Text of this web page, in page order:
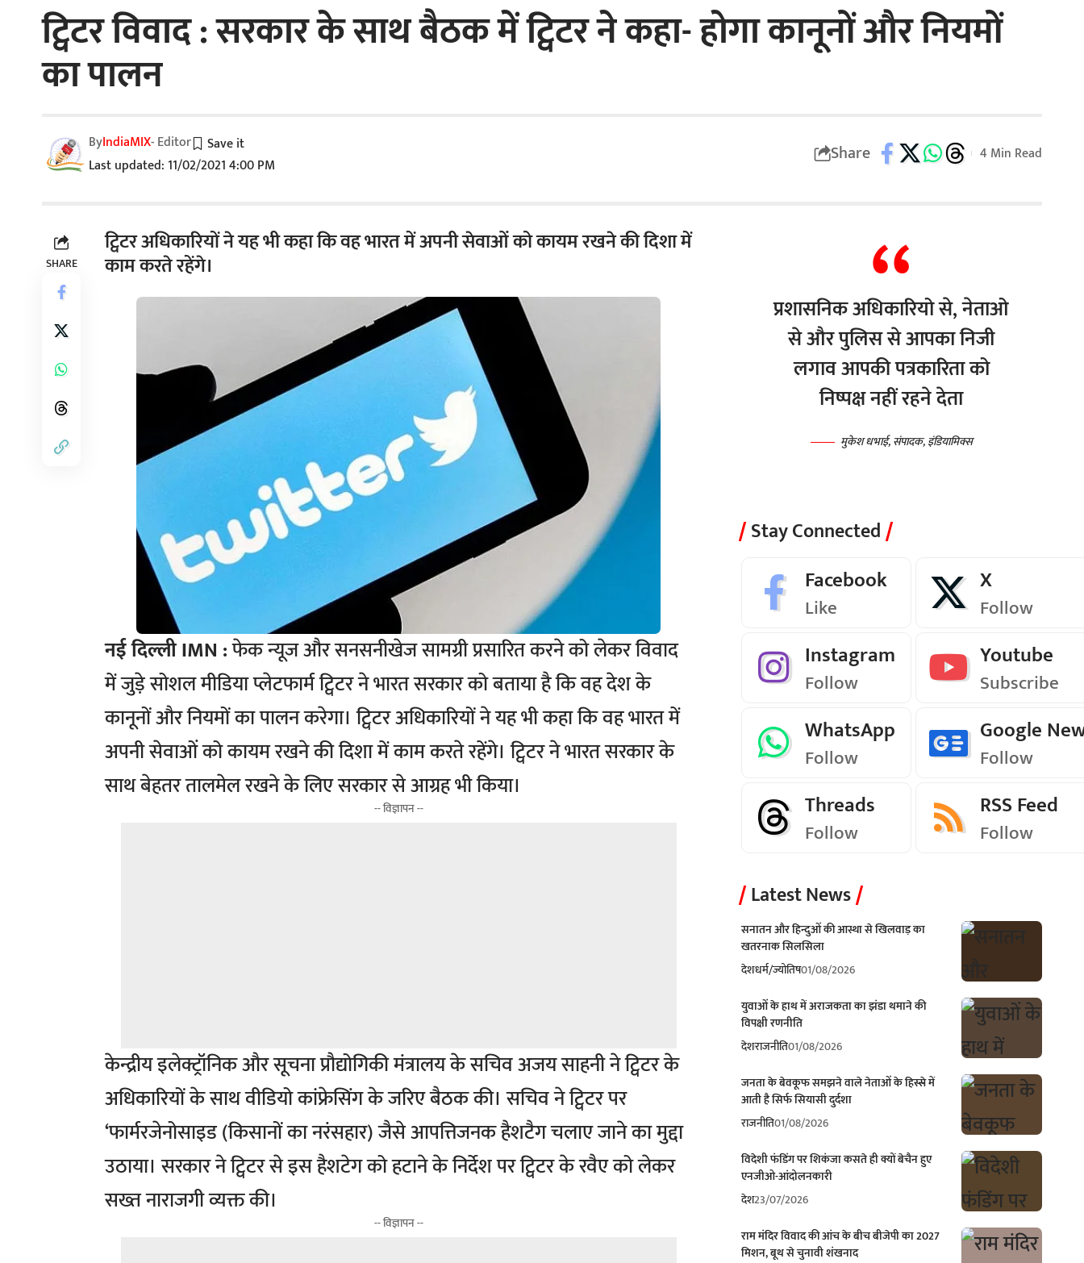
ट्विटर विवाद : सरकार के साथ बैठक में ट्विटर ने कहा- होगा कानूनों और नियमों
का पालन
Last updated: 11/02/2021 4:00 PM
ByIndiaMIX- Editor Share 4 Min Read
SHARE
ट्विटर अधिकारियों ने यह भी कहा कि वह भारत में अपनी सेवाओं को कायम रखने की दिशा में
काम करते रहेंगे।
नई दिल्ली IMN :फेक न्यूज और सनसनीखेज सामग्री प्रसारित करने को लेकर विवाद
में जुड़े सोशल मीडिया प्लेटफार्म ट्विटर ने भारत सरकार को बताया है कि वह देश के
कानूनों और नियमों का पालन करेगा। ट्विटर अधिकारियों ने यह भी कहा कि वह भारत में
अपनी सेवाओं को कायम रखने की दिशा में काम करते रहेंगे। ट्विटर ने भारत सरकार के
साथ बेहतर तालमेल रखने के लिए सरकार से आग्रह भी किया।
-- विज्ञापन --
केन्द्रीय इलेक्ट्रॉनिक और सूचना प्रौद्योगिकी मंत्रालय के सचिव अजय साहनी ने ट्विटर के
अधिकारियों के साथ वीडियो कांफ्रेसिंग के जरिए बैठक की। सचिव ने ट्विटर पर
‘फार्मरजेनोसाइड (किसानों का नरंसहार) जैसे आपत्तिजनक हैशटैग चलाए जाने का मुद्दा
उठाया। सरकार ने ट्विटर से इस हैशटेग को हटाने के निर्देश पर ट्विटर के रवैए को लेकर
सख्त नाराजगी व्यक्त की।
-- विज्ञापन --
प्रशासनिक अधिकारियो से, नेताओ
से और पुलिस से आपका निजी
लगाव आपकी पत्रकारिता को
निष्पक्ष नहीं रहने देता
मुकेश धभाई, संपादक, इंडियामिक्स
Stay Connected
Facebook
Like
X
Follow
Instagram
Follow
Youtube
Subscribe
WhatsApp
Follow
Google
Follow
Threads
Follow
RSS Feed
Follow
Latest News
सनातन और हिन्दुओं की आस्था से खिलवाड़ का
खतरनाक सिलसिला
देशधर्म/ज्योतिष01/08/2026
युवाओं के हाथ में अराजकता का झंडा थमाने की
विपक्षी रणनीति
देशराजनीति01/08/2026
जनता के बेवकूफ समझने वाले नेताओं के हिस्से में
आती है सिर्फ सियासी दुर्दशा
राजनीति01/08/2026
विदेशी फंडिंग पर शिकंजा कसते ही क्यों बेचैन हुए
एनजीओ-आंदोलनकारी
देश23/07/2026
राम मंदिर विवाद की आंच के बीच बीजेपी का 2027
मिशन, बूथ से चुनावी शंखनाद